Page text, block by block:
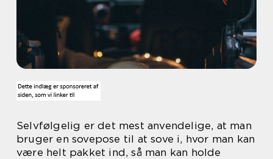
Selvfølgelig er det mest anvendelige, at man
bruger en sovepose til at sove i, hvor man kan
være helt pakket ind, så man kan holde